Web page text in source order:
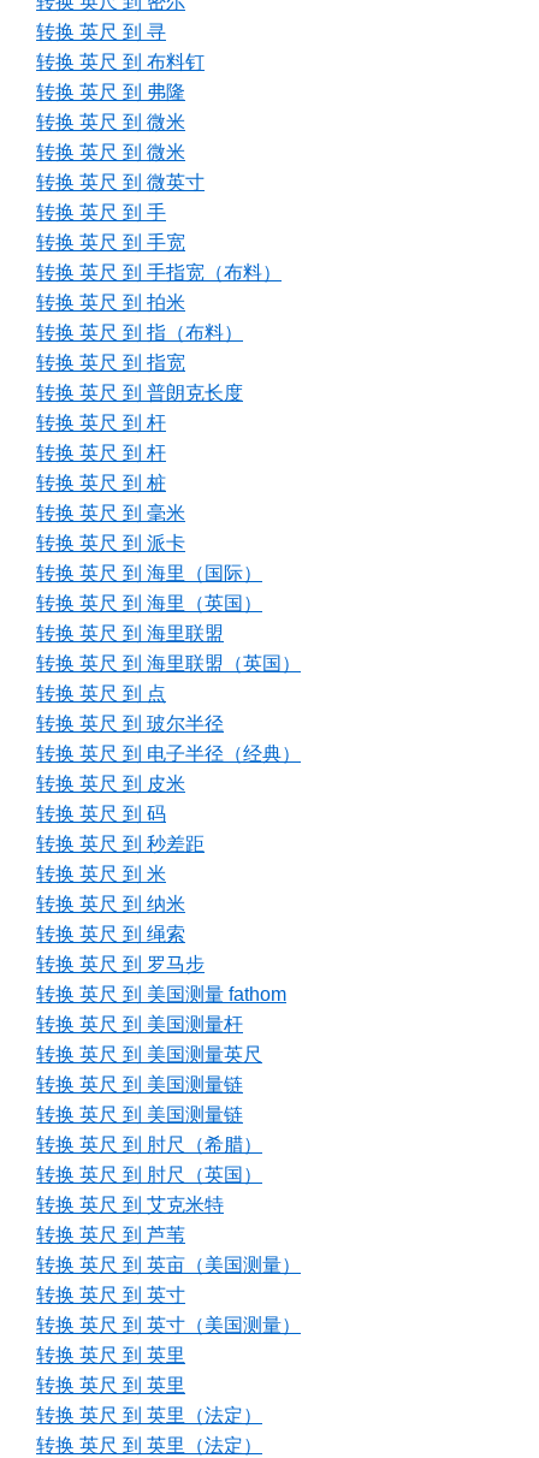
转换 英尺 到 寻
转换 英尺 到 布料钉
转换 英尺 到 弗隆
转换 英尺 到 微米
转换 英尺 到 微米
转换 英尺 到 微英寸
转换 英尺 到 手
转换 英尺 到 手宽
转换 英尺 到 手指宽（布料）
转换 英尺 到 拍米
转换 英尺 到 指（布料）
转换 英尺 到 指宽
转换 英尺 到 普朗克长度
转换 英尺 到 杆
转换 英尺 到 杆
转换 英尺 到 桩
转换 英尺 到 毫米
转换 英尺 到 派卡
转换 英尺 到 海里（国际）
转换 英尺 到 海里（英国）
转换 英尺 到 海里联盟
转换 英尺 到 海里联盟（英国）
转换 英尺 到 点
转换 英尺 到 玻尔半径
转换 英尺 到 电子半径（经典）
转换 英尺 到 皮米
转换 英尺 到 码
转换 英尺 到 秒差距
转换 英尺 到 米
转换 英尺 到 纳米
转换 英尺 到 绳索
转换 英尺 到 罗马步
转换 英尺 到 美国测量 fathom
转换 英尺 到 美国测量杆
转换 英尺 到 美国测量英尺
转换 英尺 到 美国测量链
转换 英尺 到 美国测量链
转换 英尺 到 肘尺（希腊）
转换 英尺 到 肘尺（英国）
转换 英尺 到 艾克米特
转换 英尺 到 芦苇
转换 英尺 到 英亩（美国测量）
转换 英尺 到 英寸
转换 英尺 到 英寸（美国测量）
转换 英尺 到 英里
转换 英尺 到 英里
转换 英尺 到 英里（法定）
转换 英尺 到 英里（法定）